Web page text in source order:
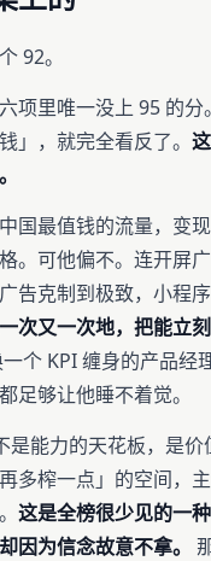
92。
项里唯一没上 95 的
」，就完全看反了。
国最值钱的流量，变
。可他偏不。连开屏
告克制到极致，小程
次又一次地，把能立
个 KPI 缠身的产品经
足够让他睡不着觉。
是能力的天花板，是
多榨一点」的空间，
这是全榜很少见的一
因为信念故意不拿。